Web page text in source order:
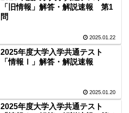
「旧情報」解答・解説速報 第1
問
2025.01.22
2025年度大学入学共通テスト
「情報Ⅰ」解答・解説速報
2025.01.20
2025年度大学入学共通テスト